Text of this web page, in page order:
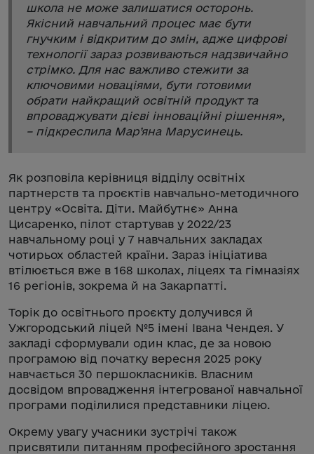
школа не може залишатися осторонь.
Якісний навчальний процес має бути
гнучким і відкритим до змін, адже цифрові
технології зараз розвиваються надзвичайно
стрімко. Для нас важливо стежити за
ключовими новаціями, бути готовими
обрати найкращий освітній продукт та
впроваджувати дієві інноваційні рішення»,
– підкреслила Мар’яна Марусинець.
Як розповіла керівниця відділу освітніх
партнерств та проєктів навчально-методичного
центру «Освіта. Діти. Майбутнє» Анна
Цисаренко, пілот стартував у 2022/23
навчальному році у 7 навчальних закладах
чотирьох областей країни. Зараз ініціатива
втілюється вже в 168 школах, ліцеях та гімназіях
16 регіонів, зокрема й на Закарпатті.
Торік до освітнього проєкту долучився й
Ужгородський ліцей №5 імені Івана Чендея. У
закладі сформували один клас, де за новою
програмою від початку вересня 2025 року
навчається 30 першокласників. Власним
досвідом впровадження інтегрованої навчальної
програми поділилися представники ліцею.
Окрему увагу учасники зустрічі також
присвятили питанням професійного зростання